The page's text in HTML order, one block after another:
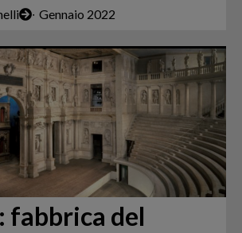
∙ Gennaio 2022
fabbrica del